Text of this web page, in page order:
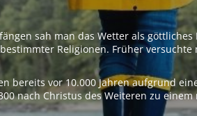
sah man das Wetter als göttliches
Religionen. Früher versuchte
bereits vor 10.000 Jahren aufgrund
nach Christus des Weiteren zu einem